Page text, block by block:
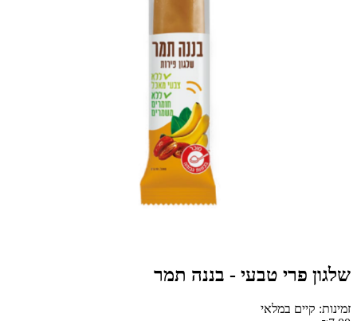
שלגון פרי טבעי - בננה תמר
זמינות: קיים במלאי